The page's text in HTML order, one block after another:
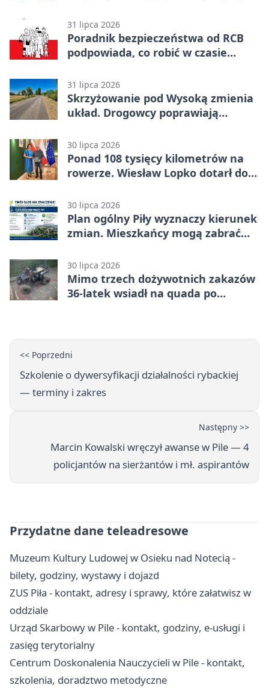
31 lipca 2026
Poradnik bezpieczeństwa od RCB
podpowiada, co robić w czasie
31 lipca 2026
Skrzyżowanie pod Wysoką zmienia
układ. Drogowcy poprawiają
30 lipca 2026
Ponad 108 tysięcy kilometrów na
rowerze. Wiesław Lopko dotarł do
30 lipca 2026
Plan ogólny Piły wyznaczy kierunek
zmian. Mieszkańcy mogą zabrać
30 lipca 2026
Mimo trzech dożywotnich zakazów
36-latek wsiadł na quada po
<< Poprzedni
Szkolenie o dywersyfikacji działalności rybackiej
— terminy i zakres
Następny >>
Marcin Kowalski wręczył awanse w Pile — 4
policjantów na sierżantów i mł. aspirantów
Przydatne dane teleadresowe
Muzeum Kultury Ludowej w Osieku nad Notecią -
bilety, godziny, wystawy i dojazd
ZUS Piła - kontakt, adresy i sprawy, które załatwisz w
oddziale
Urząd Skarbowy w Pile - kontakt, godziny, e-usługi i
zasięg terytorialny
Centrum Doskonalenia Nauczycieli w Pile - kontakt,
szkolenia, doradztwo metodyczne